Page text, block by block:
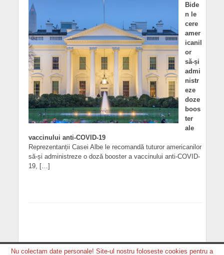
Bide
n le
cere
amer
icanil
or
să-și
admi
nistr
eze
doze
boos
ter
ale
vaccinului anti-COVID-19
Reprezentanții Casei Albe le recomandă tuturor americanilor
să-și administreze o doză booster a vaccinului anti-COVID-
19, […]
Nu colectam date personale! Site-ul nostru foloseste cookies pentru a